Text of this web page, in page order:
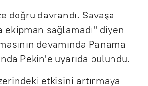
doğru davrandı. Savaşa
ekipman sağlamadı" diyen
devamında Panama
Pekin'e uyarıda bulundu.
etkisini artırmaya